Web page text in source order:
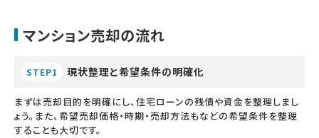
マンション売却の流れ
STEP1 現状整理と希望条件の明確化
まずは売却目的を明確にし、住宅ローンの残債や資金を整理しまし
ょう。また、希望売却価格・時期・売却方法もなどの希望条件を整理
することも大切です。